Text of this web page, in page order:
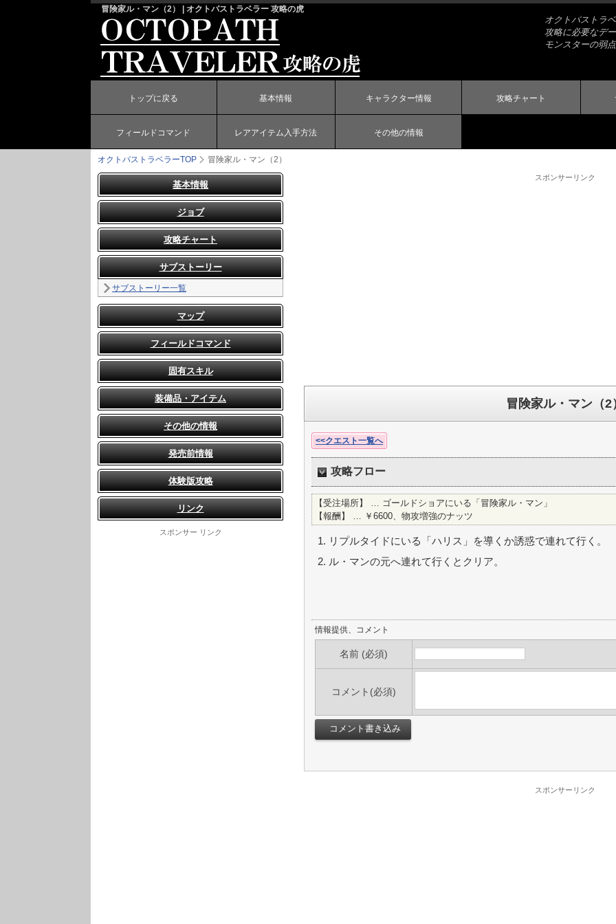
冒険家ル・マン（2） | オクトパストラベラー 攻略の虎
オクトパストラ
攻略に必要なデ
モンスターの弱
トップに戻る 基本情報 キャラクター情報 攻略チャート
フィールドコマンド レアアイテム入手方法 その他の情報
オクトパストラベラーTOP 冒険家ル・マン（2）
スポンサーリンク
冒険家ル・マン（2
<<クエスト一覧へ
攻略フロー
【受注場所】 … ゴールドショアにいる「冒険家ル・マン」
【報酬】 … ￥6600、物攻増強のナッツ
リプルタイドにいる「ハリス」を導くか誘惑で連れて行く。
ル・マンの元へ連れて行くとクリア。
情報提供、コメント
名前 (必須)
コメント(必須)
スポンサーリンク
基本情報
ジョブ
攻略チャート
サブストーリー
サブストーリー一覧
マップ
フィールドコマンド
固有スキル
装備品・アイテム
その他の情報
発売前情報
体験版攻略
リンク
スポンサー リンク